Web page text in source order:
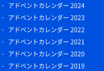
アドベントカレンダー 2024
アドベントカレンダー 2023
アドベントカレンダー 2022
アドベントカレンダー 2021
アドベントカレンダー 2020
アドベントカレンダー 2019